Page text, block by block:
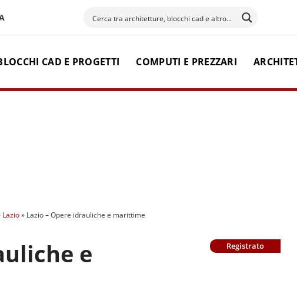
CAD E PROGETTI COMPUTI E PREZZARI
Lazio» Lazio – Opere idrauliche e marittime
Registrato
e